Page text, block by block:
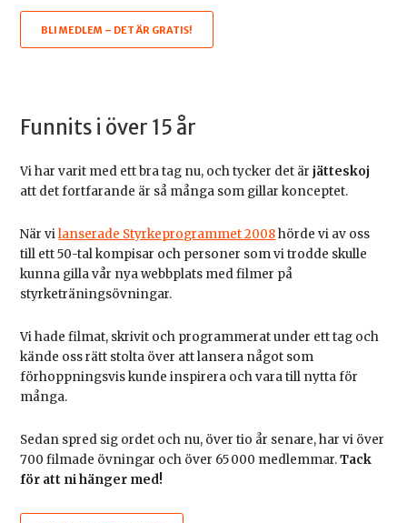
BLI MEDLEM – DET ÄR GRATIS!
Funnits i över 15 år
Vi har varit med ett bra tag nu, och tycker det ärjätteskoj
att det fortfarande är så många som gillar konceptet.
När vilanserade Styrkeprogrammet 2008hörde vi av oss
till ett 50-tal kompisar och personer som vi trodde skulle
kunna gilla vår nya webbplats med filmer på
styrketräningsövningar.
Vi hade filmat, skrivit och programmerat under ett tag och
kände oss rätt stolta över att lansera något som
förhoppningsvis kunde inspirera och vara till nytta för
många.
Sedan spred sig ordet och nu, över tio år senare, har vi över
700 filmade övningar och över 65 000 medlemmar.Tack
för att ni hänger med!